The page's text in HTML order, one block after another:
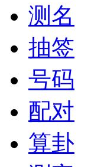
测名
抽签
号码
配对
算卦